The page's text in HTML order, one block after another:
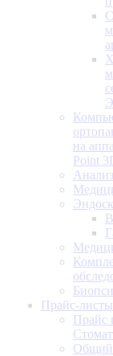
на
Point
Прайс-листы
Прайс
Общий